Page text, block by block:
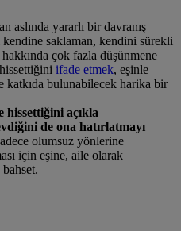
aslında yararlı bir davranış
saklaman, kendini sürekli
çok fazla düşünmene
ifade etmek, eşinle
katkıda bulunabilecek harika bir
hissettiğini açıkla
de ona hatırlatmayı
olumsuz yönlerine
için eşine, aile olarak